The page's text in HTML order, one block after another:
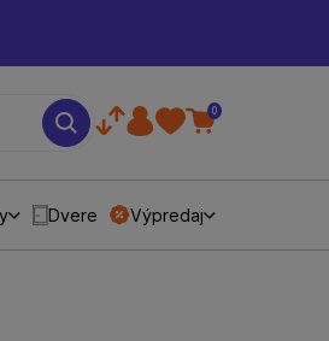
0
Dvere Výpredaj